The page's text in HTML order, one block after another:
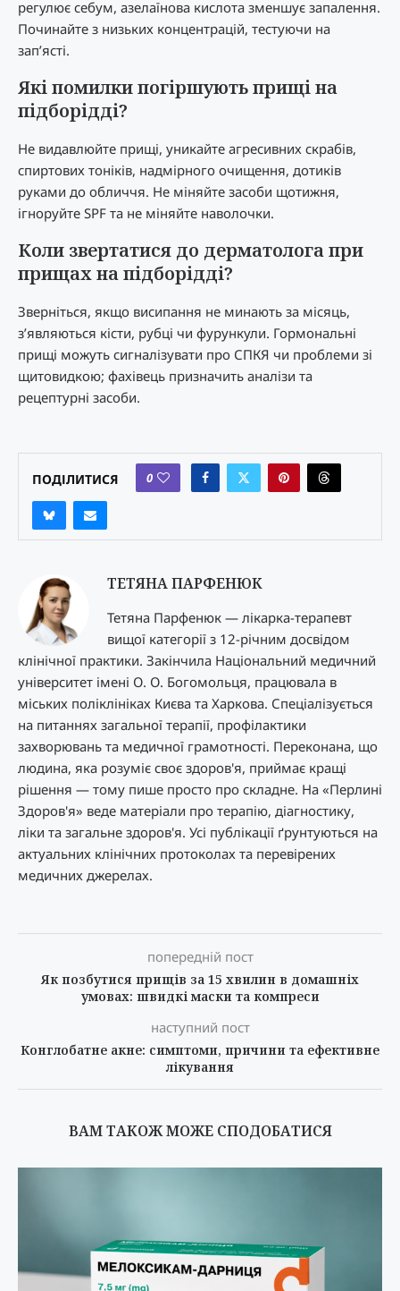
регулює себум, азелаїнова кислота зменшує запалення.
Починайте з низьких концентрацій, тестуючи на
зап’ясті.
Які помилки погіршують прищі на
підборідді?
Не видавлюйте прищі, уникайте агресивних скрабів,
спиртових тоніків, надмірного очищення, дотиків
руками до обличчя. Не міняйте засоби щотижня,
ігноруйте SPF та не міняйте наволочки.
Коли звертатися до дерматолога при
прищах на підборідді?
Зверніться, якщо висипання не минають за місяць,
з’являються кісти, рубці чи фурункули. Гормональні
прищі можуть сигналізувати про СПКЯ чи проблеми зі
щитовидкою; фахівець призначить аналізи та
рецептурні засоби.
ПОДІЛИТИСЯ 0
ТЕТЯНА ПАРФЕНЮК
Тетяна Парфенюк — лікарка-терапевт
вищої категорії з 12-річним досвідом
клінічної практики. Закінчила Національний медичний
університет імені О. О. Богомольця, працювала в
міських поліклініках Києва та Харкова. Спеціалізується
на питаннях загальної терапії, профілактики
захворювань та медичної грамотності. Переконана, що
людина, яка розуміє своє здоров'я, приймає кращі
рішення — тому пише просто про складне. На «Перлині
Здоров'я» веде матеріали про терапію, діагностику,
ліки та загальне здоров'я. Усі публікації ґрунтуються на
актуальних клінічних протоколах та перевірених
медичних джерелах.
попередній пост
Як позбутися прищів за 15 хвилин в домашніх
умовах: швидкі маски та компреси
наступний пост
Конглобатне акне: симптоми, причини та ефективне
лікування
ВАМ ТАКОЖ МОЖЕ СПОДОБАТИСЯ